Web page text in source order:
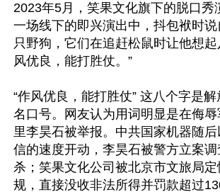
2023年5月，笑果文化旗下的脱口秀
一场线下的即兴演出中，抖包袱时
只野狗，它们在追赶松鼠时让他想起
风优良，能打胜仗。”
“作风优良，能打胜仗” 这八个字是
名口号。网友认为用词明显是在侮
里李昊石被举报。中共国家机器随
信的速度开动，李昊石被警方立案
杀；笑果文化公司被北京市文旅局
规，直接没收非法所得并罚款超过